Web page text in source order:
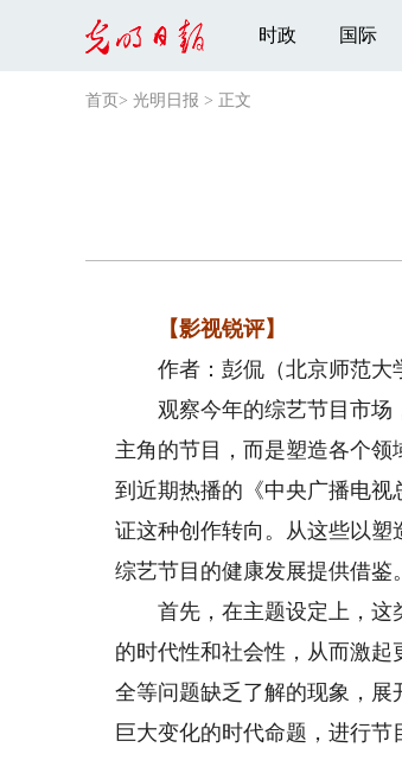
时政 国际
首页 > 光明日报 > 正文
【影视锐评】
作者：彭侃（北京师范大
观察今年的综艺节目市场
主角的节目，而是塑造各个领
到近期热播的《中央广播电视
证这种创作转向。从这些以
综艺节目的健康发展提供借鉴。
首先，在主题设定上，这
的时代性和社会性，从而激
全等问题缺乏了解的现象，
巨大变化的时代命题，进行